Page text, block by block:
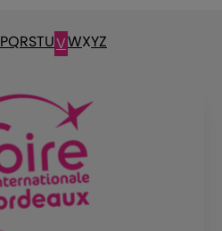
PQRSTUVWXYZ